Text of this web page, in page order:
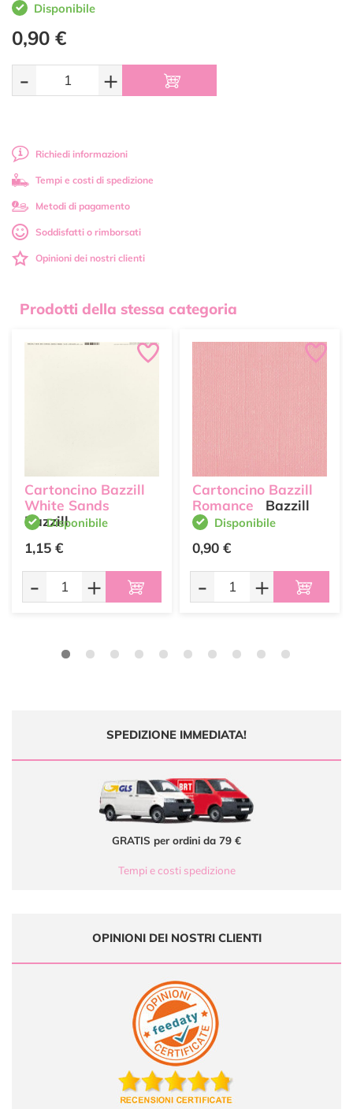
Disponibile
0,90 €
- +
Richiedi informazioni
Tempi e costi di spedizione
Metodi di pagamento
Soddisfatti o rimborsati
Opinioni dei nostri clienti
Prodotti della stessa categoria
Cartoncino Bazzill
White Sands
BazzillDisponibile
1,15 €
- +
Cartoncino Bazzill
Romance
Bazzill
Disponibile
0,90 €
- +
SPEDIZIONE IMMEDIATA!
GRATIS per ordini da 79 €
Tempi e costi spedizione
OPINIONI DEI NOSTRI CLIENTI